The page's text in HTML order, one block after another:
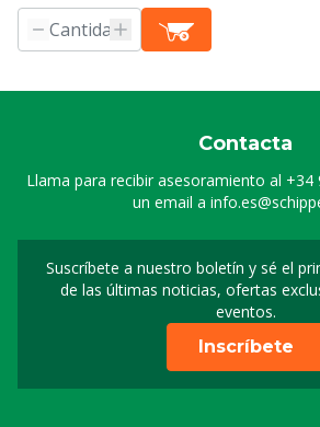
Contacta
Llama para recibir asesoramiento al +34
un email a
Suscríbete a nuestro boletín y sé el
de las últimas noticias, ofertas
eventos.
Inscríbete